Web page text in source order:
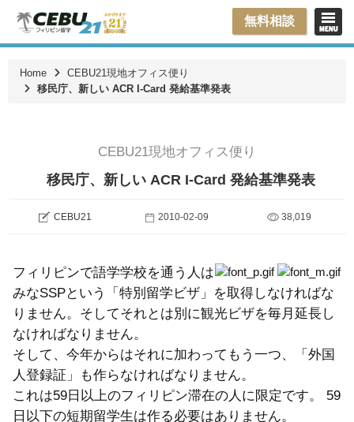
無料相談
Home
CEBU21現地オフィス便り
移民庁、新しい ACR I-Card 発給基準発表
CEBU21現地オフィス便り
移民庁、新しい ACR I-Card 発給基準発表
CEBU21 2010-02-09 38,019
フィリピンで語学学校を通う人は
みなSSPという「特別留学ビザ」を取得しなければな
りません。そしてそれとは別に観光ビザを毎月延長し
なければなりません。
そして、今年からはそれに加わってもう一つ、「外国
人登録証」も作らなければなりません。
これは59日以上のフィリピン滞在の人に限定です。 59
日以下の短期留学生は作る必要はありません。